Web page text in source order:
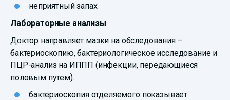
неприятный запах.
Лабораторные анализы
Доктор направляет мазки на обследования –
бактериоскопию, бактериологическое исследование и
ПЦР-анализ на ИППП (инфекции, передающиеся
половым путем).
бактериоскопия отделяемого показывает